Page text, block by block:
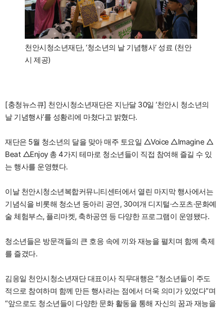
천안시청소년재단, ‘청소년의 날 기념행사’ 성료 (천안
시 제공)
[충청뉴스큐] 천안시청소년재단은 지난달 30일 ‘천안시 청소년의
날 기념행사’를 성황리에 마쳤다고 밝혔다.
재단은 5월 청소년의 달을 맞아 매주 토요일 △Voice △Imagine △
Beat △Enjoy 총 4가지 테마로 청소년들이 직접 참여해 즐길 수 있
는 행사를 운영했다.
이날 천안시청소년복합커뮤니티센터에서 열린 마지막 행사에서는
기념식을 비롯해 청소년 동아리 공연, 30여개 디지털·스포츠·문화예
술 체험부스, 플리마켓, 축하공연 등 다양한 프로그램이 운영됐다.
청소년들은 방문객들의 큰 호응 속에 끼와 재능을 펼치며 함께 축제
를 즐겼다.
김응일 천안시청소년재단 대표이사 직무대행은 “청소년들이 주도
적으로 참여하며 함께 만든 행사라는 점에서 더욱 의미가 있었다”며
“앞으로도 청소년들이 다양한 문화 활동을 통해 자신의 꿈과 재능을